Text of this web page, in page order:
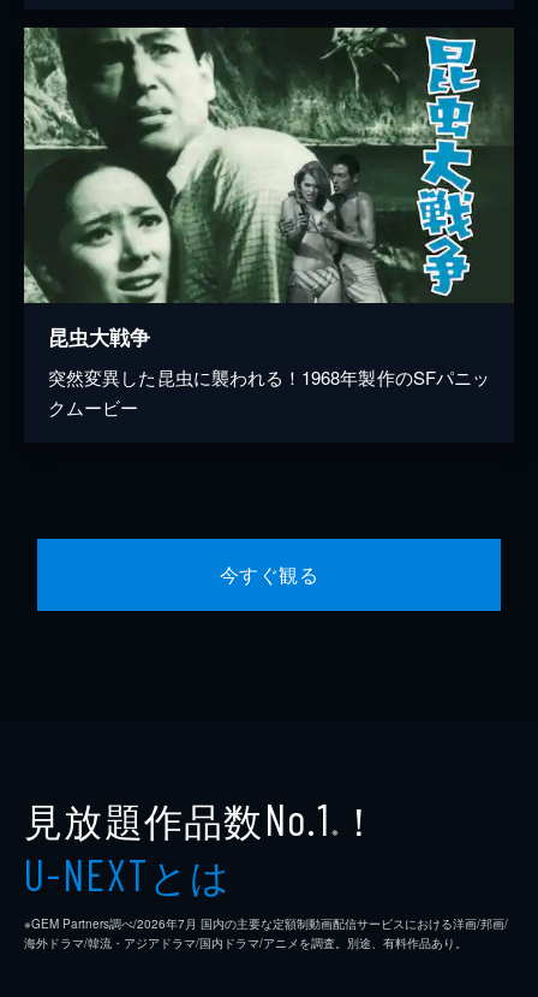
昆虫大戦争
突然変異した昆虫に襲われる！1968年製作のSFパニッ
クムービー
今すぐ観る
見放題作品数No.1 ※ ！
U-NEXTとは
※GEM Partners調べ/2026年7⽉ 国内の主要な定額制動画配信サービスにおける洋画/邦画/
海外ドラマ/韓流・アジアドラマ/国内ドラマ/アニメを調査。別途、有料作品あり。